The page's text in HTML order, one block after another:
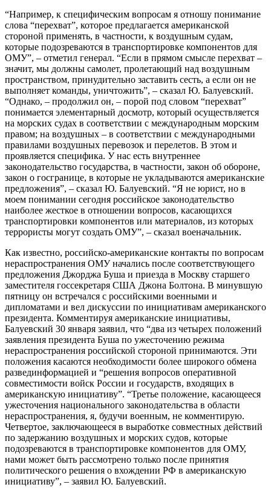
“Например, к специфическим вопросам я отношу понимание
слова “перехват”, которое предлагается американской
стороной применять, в частности, к воздушным судам,
которые подозреваются в транспортировке компонентов для
ОМУ”, – отметил генерал. “Если в прямом смысле перехват –
значит, мы должны самолет, пролетающий над воздушным
пространством, принудительно заставить сесть, а если он не
выполняет команды, уничтожить”, – сказал Ю. Балуевский.
“Однако, – продолжил он, – порой под словом “перехват”
понимается элементарный досмотр, который осуществляется
на морских судах в соответствии с международным морским
правом; на воздушных – в соответствии с международными
правилами воздушных перевозок и перелетов. В этом и
проявляется специфика. У нас есть внутреннее
законодательство государства, в частности, закон об обороне,
закон о госгранице, в которые не укладываются американские
предложения”, – сказал Ю. Балуевский. “Я не юрист, но в
моем понимании сегодня российское законодательство
наиболее жесткое в отношении вопросов, касающихся
транспортировки компонентов или материалов, из которых
террористы могут создать ОМУ”, – сказал военачальник.
Как известно, российско-американские контакты по вопросам
нераспространения ОМУ начались после соответствующего
предложения Джорджа Буша и приезда в Москву старшего
заместителя госсекретаря США Джона Болтона. В минувшую
пятницу он встречался с российскими военными и
дипломатами и вел дискуссии по инициативам американского
президента. Комментируя американские инициативы,
Балуевский 30 января заявил, что “два из четырех положений
заявления президента Буша по ужесточению режима
нераспространения российской стороной принимаются. Эти
положения касаются необходимости более широкого обмена
развединформацией и “решения вопросов оперативной
совместимости войск России и государств, входящих в
американскую инициативу”. “Третье положение, касающееся
ужесточения национального законодательства в области
нераспространения, я, будучи военным, не комментирую.
Четвертое, заключающееся в выработке совместных действий
по задержанию воздушных и морских судов, которые
подозреваются в транспортировке компонентов для ОМУ,
нами может быть рассмотрено только после принятия
политического решения о вхождении РФ в американскую
инициативу”, – заявил Ю. Балуевский.